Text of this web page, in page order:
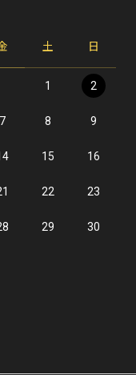
土 日
1 2
7 8 9
15 16
22 23
29 30